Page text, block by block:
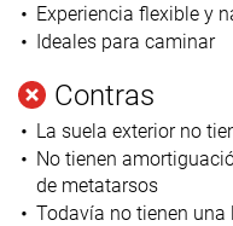
Experiencia flexible y
Ideales para caminar
Contras
La suela exterior no
No tienen
de metatarsos
Todavía no tienen una